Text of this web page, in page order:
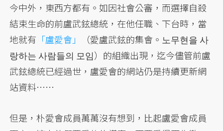
今中外，東西方都有。如因社會公審，而選擇自殺
結束生命的前盧武鉉總統，在他任職、下台時，當
地就有 「盧愛會」
（愛盧武鉉的集會。노무현을 사
랑하는 사람들의 모임）的組織出現，迄今儘管前盧
武鉉總統已經過世，盧愛會的網站仍是持續更新網
站資料……
但是，朴愛會成員萬萬沒有想到，比起盧愛會成員